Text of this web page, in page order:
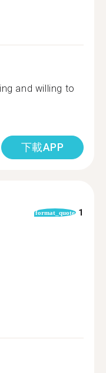
and willing to
下載APP
format_quote 1